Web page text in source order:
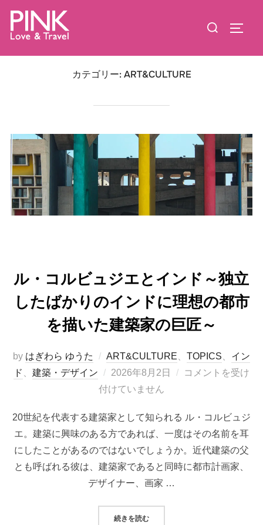
ン
検
対
カテゴリー:ART&CULTURE
ル・コルビュジエとインド～独立
したばかりのインドに理想の都市
を描いた建築家の巨匠～
by はぎわら ゆうた ART&CULTURE TOPICS
イン
ド
建築・デザイン
投
稿
2026年8月2日
コメントを受け
付けていません
20世紀を代表する建築家として知られる ル・コルビュジ
エ。建築に興味のある方であれば、一度はその名前を耳
にしたことがあるのではないでしょうか。近代建築の父
とも呼ばれる彼は、建築家であると同時に都市計画家、
デザイナー、画家 …
続きを読む“ル・コルビュジエとインド～独立